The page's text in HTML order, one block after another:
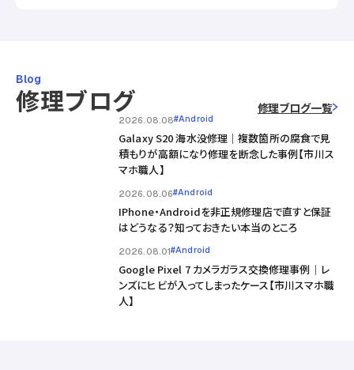
Blog
修理ブログ 修理ブログ一覧
2026.08.08#Android
Galaxy S20 海水没修理｜複数箇所の腐食で見
積もりが高額になり修理を断念した事例【市川ス
マホ職人】
2026.08.06#Android
IPhone・Androidを非正規修理店で直すと保証
はどうなる？知っておきたい本当のところ
2026.08.01#Android
Google Pixel 7 カメラガラス交換修理事例｜レ
ンズにヒビが入ってしまったケース【市川スマホ職
人】